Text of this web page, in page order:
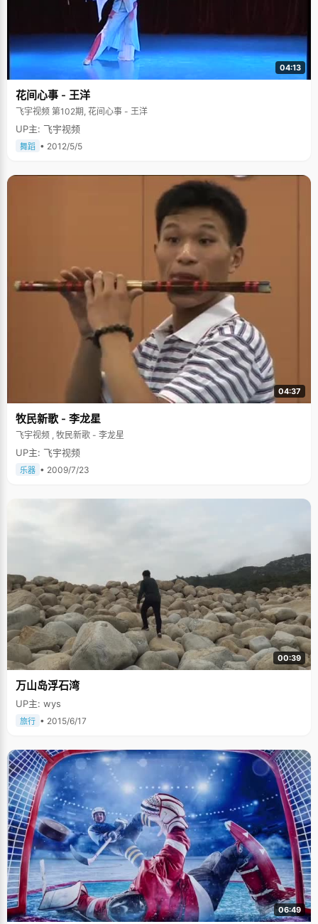
04:13
花间心事 - 王洋
飞宇视频 第102期, 花间心事 - 王洋
UP主: 飞宇视频
舞蹈 • 2012/5/5
04:37
牧民新歌 - 李龙星
飞宇视频 , 牧民新歌 - 李龙星
UP主: 飞宇视频
乐器 • 2009/7/23
00:39
万山岛浮石湾
UP主: wys
旅行 • 2015/6/17
06:49